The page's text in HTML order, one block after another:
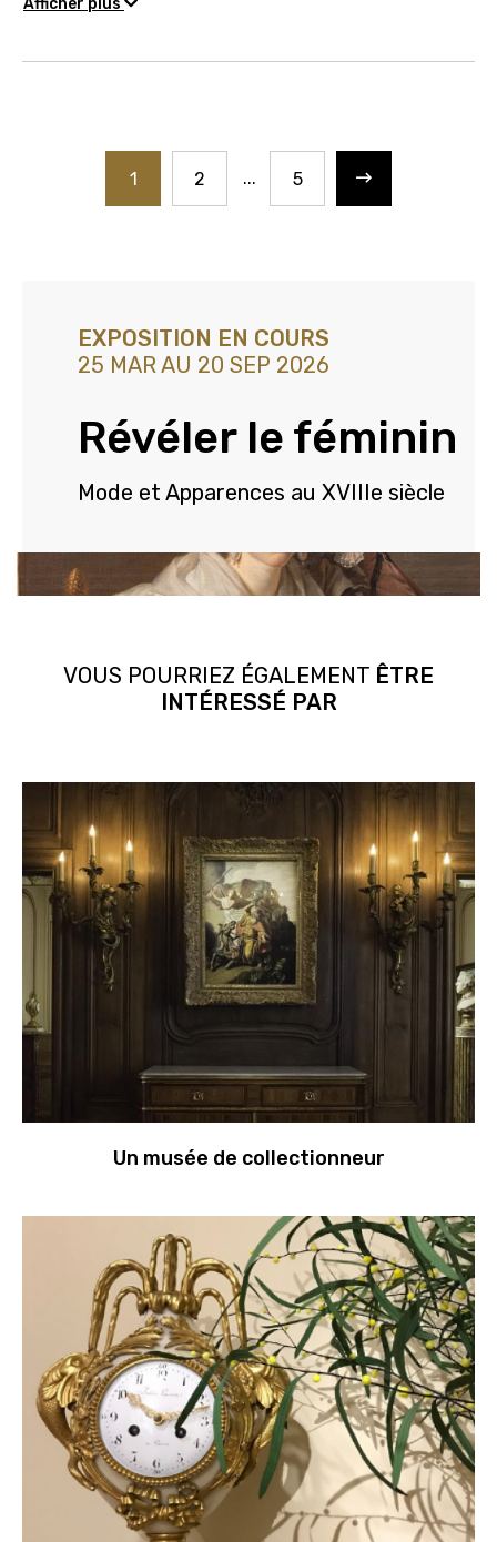
Page
1 Page
2 Page
5 Suivant
EXPOSITION EN COURS
25 MAR AU 20 SEP 2026
Révéler le féminin
Mode et Apparences au XVIIIe siècle
VOUS POURRIEZ ÉGALEMENT ÊTRE
INTÉRESSÉ PAR
Un musée de collectionneur